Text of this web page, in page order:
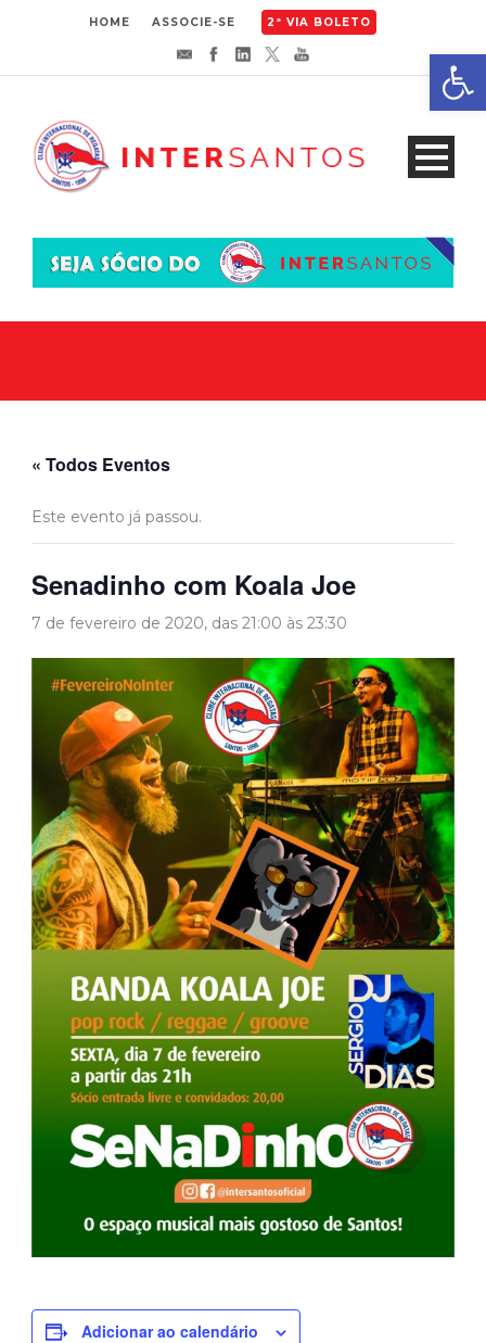
HOME ASSOCIE-SE 2ª VIA BOLETO
« Todos Eventos
Este evento já passou.
Senadinho com Koala Joe
7 de fevereiro de 2020, das 21:00 às 23:30
Adicionar ao calendário
Abrir